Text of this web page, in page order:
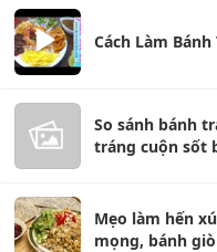
Cách Làm
So sánh bánh
tráng cuộn sốt
Mẹo làm hến
mọng, bánh